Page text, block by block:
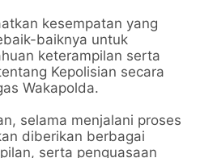
kesempatan yang
baiknya untuk
keterampilan serta
Kepolisian secara
Wakapolda.
selama menjalani proses
diberikan berbagai
serta penguasaan